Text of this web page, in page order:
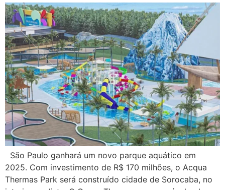
São Paulo ganhará um novo parque aquático em
2025. Com investimento de R$ 170 milhões, o Acqua
Thermas Park será construído cidade de Sorocaba, no